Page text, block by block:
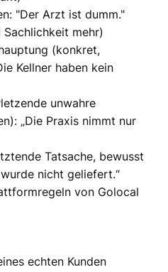
"Der Arzt ist dumm."
mehr)
(konkret,
Kellner haben kein
unwahre
„Die Praxis nimmt nur
Tatsache, bewusst
nicht geliefert.“
von Golocal
echten Kunden